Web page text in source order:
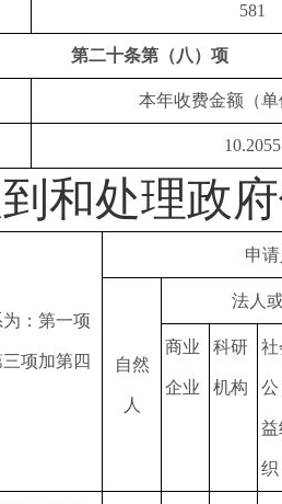
581
第二十条第（八）项
本年收费金额（
10.2055
和处理政
为：第一项
项加第四
申
自然
人
法人
商业
企业
科研
机构
社
公
益
织